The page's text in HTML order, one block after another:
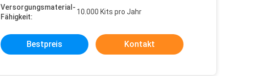
Versorgungsmaterial-
Fähigkeit:
10.000 Kits pro Jahr
Bestpreis Kontakt